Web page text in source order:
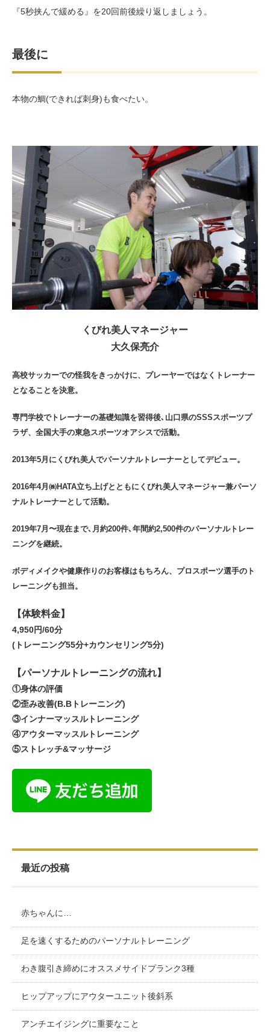
『5秒挟んで緩める』を20回前後繰り返しましょう。
最後に
本物の鯛(できれば刺身)も食べたい。
くびれ美人マネージャー
大久保亮介
高校サッカーでの怪我をきっかけに、プレーヤーではなくトレーナー
となることを決意。
専門学校でトレーナーの基礎知識を習得後､山口県のSSSスポーツプ
ラザ、全国大手の東急スポーツオアシスで活動。
2013年5月にくびれ美人でパーソナルトレーナーとしてデビュー。
2016年4月㈱HATA立ち上げとともにくびれ美人マネージャー兼パーソ
ナルトレーナーとして活動。
2019年7月〜現在まで､月約200件､年間約2,500件のパーソナルトレー
ニングを継続。
ボディメイクや健康作りのお客様はもちろん、プロスポーツ選手のト
レーニングも担当。
【体験料金】
4,950円/60分
(トレーニング55分+カウンセリング5分)
【パーソナルトレーニングの流れ】
①身体の評価
②歪み改善(B.Bトレーニング)
③インナーマッスルトレーニング
④アウターマッスルトレーニング
⑤ストレッチ&マッサージ
最近の投稿
赤ちゃんに…
足を速くするためのパーソナルトレーニング
わき腹引き締めにオススメサイドプランク3種
ヒップアップにアウターユニット後斜系
アンチエイジングに重要なこと